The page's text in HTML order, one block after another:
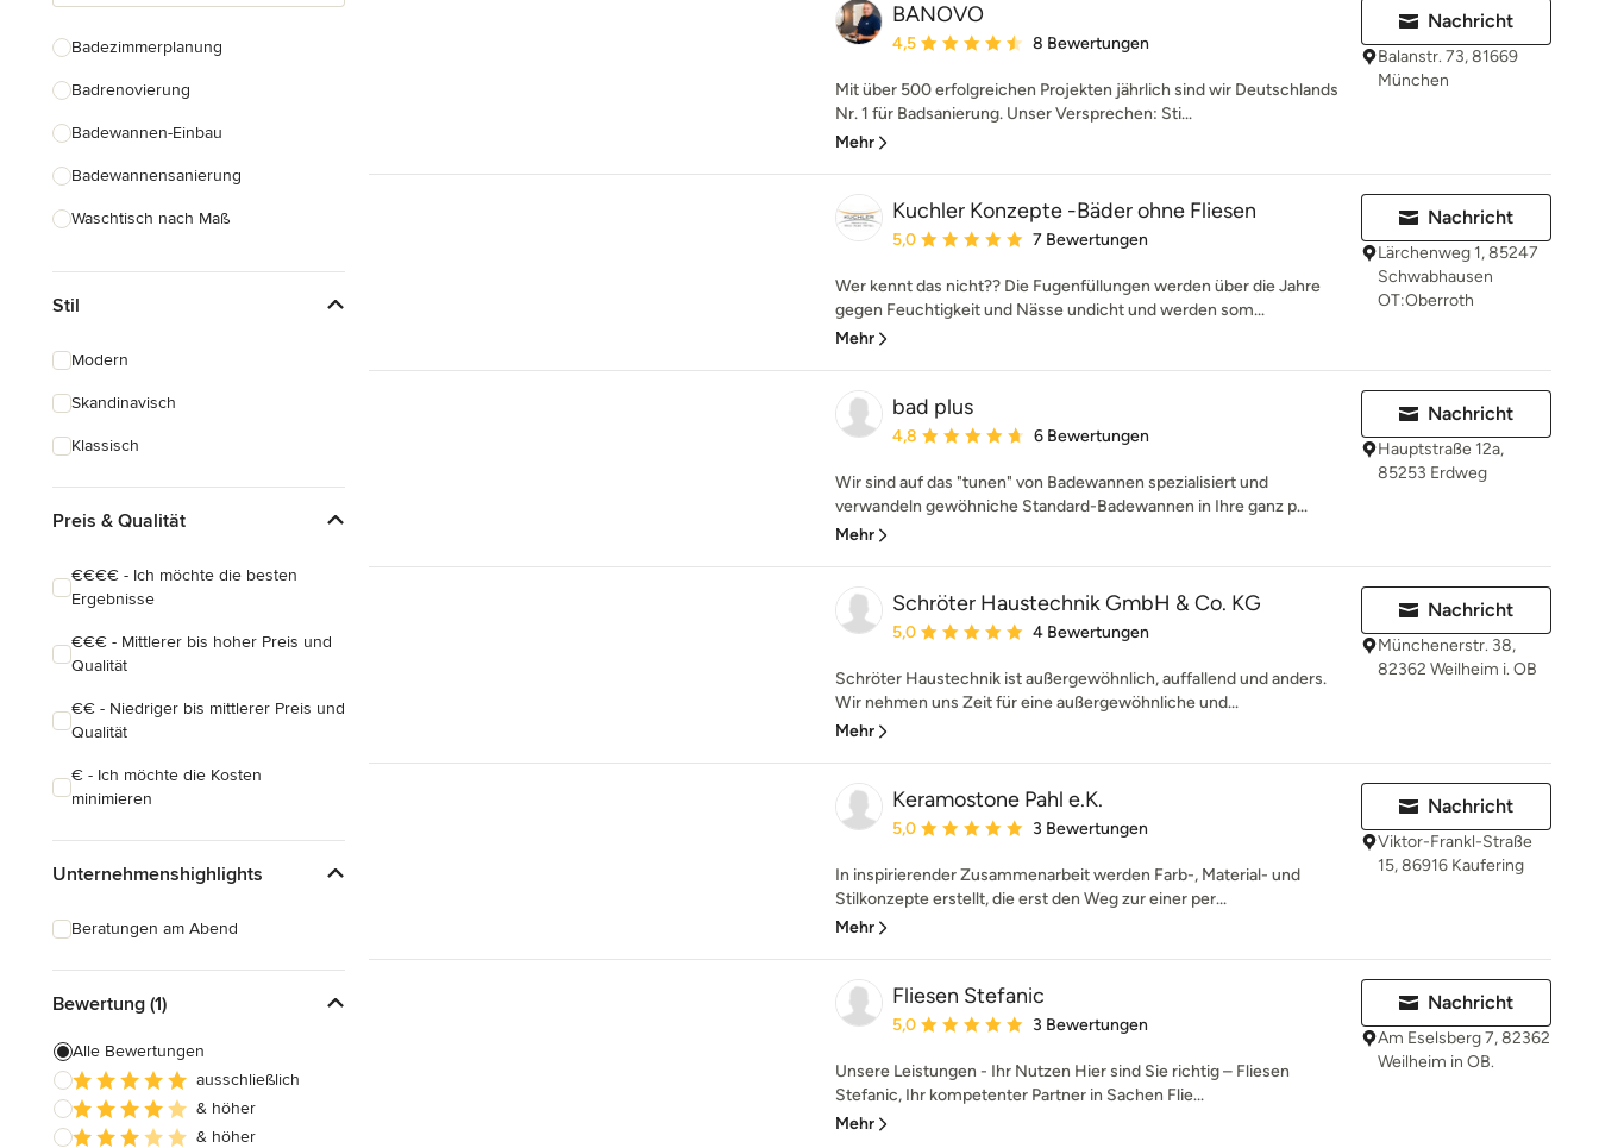
Einbauschränke
Badezimmerplanung
Badrenovierung
Badewannen-Einbau
Badewannensanierung
Waschtisch nach Maß
Gäste-WC Renovierung
Alle anzeigen
Stil
Modern
Skandinavisch
Klassisch
Preis & Qualität
€€€€ - Ich möchte die besten
Ergebnisse
€€€ - Mittlerer bis hoher Preis und
Qualität
€€ - Niedriger bis mittlerer Preis und
Qualität
€ - Ich möchte die Kosten
minimieren
Unternehmenshighlights
Beratungen am Abend
Bewertung (1)
Alle Bewertungen
ausschließlich
& höher
& höher
BANOVO
Durchschnittliche Bewertung: 4.5 von 5 Sternen
4,5 8 Bewertungen
Mit über 500 erfolgreichen Projekten jährlich sind wir Deutschlands
Nr. 1 für Badsanierung. Unser Versprechen: Sti...
Mehr
Nachricht
Balanstr. 73, 81669
München
Kuchler Konzepte -Bäder ohne Fliesen
Durchschnittliche Bewertung: 5 von 5 Sternen
5,0 7 Bewertungen
Wer kennt das nicht?? Die Fugenfüllungen werden über die Jahre
gegen Feuchtigkeit und Nässe undicht und werden som...
Mehr
Nachricht
Lärchenweg 1, 85247
Schwabhausen
OT:Oberroth
bad plus
Durchschnittliche Bewertung: 4.8 von 5 Sternen
4,8 6 Bewertungen
Wir sind auf das "tunen" von Badewannen spezialisiert und
verwandeln gewöhniche Standard-Badewannen in Ihre ganz p...
Mehr
Nachricht
Hauptstraße 12a,
85253 Erdweg
Schröter Haustechnik GmbH & Co. KG
Durchschnittliche Bewertung: 5 von 5 Sternen
5,0 4 Bewertungen
Schröter Haustechnik ist außergewöhnlich, auffallend und anders.
Wir nehmen uns Zeit für eine außergewöhnliche und...
Mehr
Nachricht
Münchenerstr. 38,
82362 Weilheim i. OB
Keramostone Pahl e.K.
Durchschnittliche Bewertung: 5 von 5 Sternen
5,0 3 Bewertungen
In inspirierender Zusammenarbeit werden Farb-, Material- und
Stilkonzepte erstellt, die erst den Weg zur einer per...
Mehr
Nachricht
Viktor-Frankl-Straße
15, 86916 Kaufering
Fliesen Stefanic
Durchschnittliche Bewertung: 5 von 5 Sternen
5,0 3 Bewertungen
Unsere Leistungen - Ihr Nutzen Hier sind Sie richtig – Fliesen
Stefanic, Ihr kompetenter Partner in Sachen Flie...
Mehr
Nachricht
Am Eselsberg 7, 82362
Weilheim in OB.